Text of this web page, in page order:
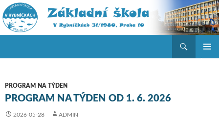
PROGRAM NA TÝDEN
PROGRAM NA TÝDEN OD 1. 6. 2026
2026-05-28 ADMIN